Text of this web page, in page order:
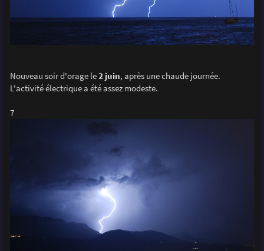
Nouveau soir d'orage le2 juin, après une chaude journée.
L'activité électrique a été assez modeste.
7